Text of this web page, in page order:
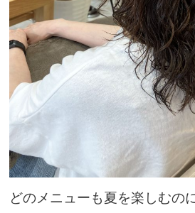
どのメニューも夏を楽しむの